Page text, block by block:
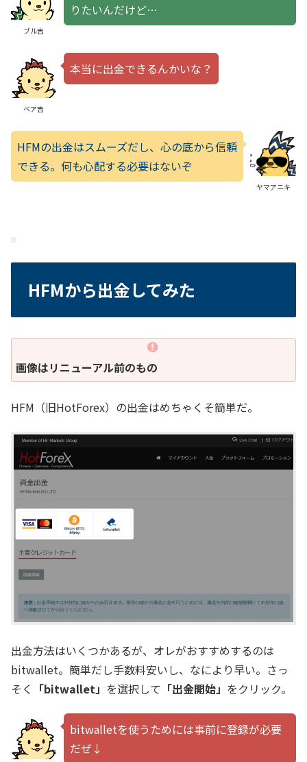
ブル吉
りたいんだけど…
ベア吉
本当に出金できるんかいな？
ヤマアニキ
HFMの出金はスムーズだし、心の底から信頼
できる。何も心配する必要はないぞ
HFMから出金してみた
画像はリニューアル前のもの
HFM（旧HotForex）の出金はめちゃくそ簡単だ。
出金方法はいくつかあるが、オレがおすすめするのは
bitwallet。簡単だし手数料安いし、なにより早い。さっ
そく
「bitwallet」 を選択して 「出金開始」 をクリック。
bitwalletを使うためには事前に登録が必要
だぜ↓